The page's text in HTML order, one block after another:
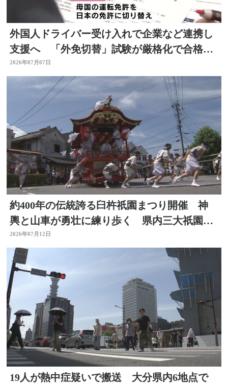
外国人ドライバー受け入れで企業など連携し
支援へ 「外免切替」試験が厳格化で合格率
低下 大分
2026年07月07日
約400年の伝統誇る臼杵祇園まつり開催 神
輿と山車が勇壮に練り歩く 県内三大祇園の
１つ 大分
2026年07月12日
19人が熱中症疑いで搬送 大分県内6地点で